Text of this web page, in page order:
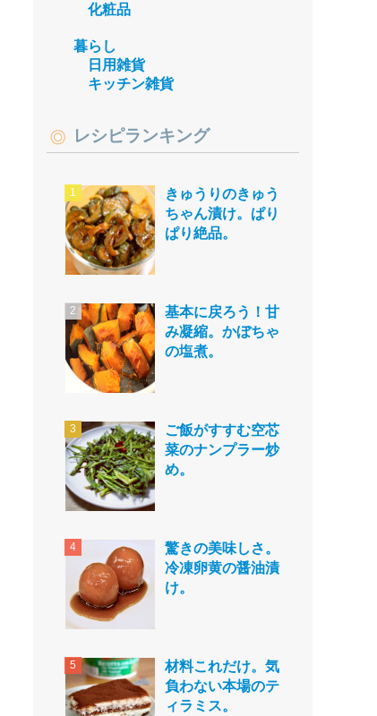
化粧品
暮らし
日用雑貨
キッチン雑貨
レシピランキング
きゅうりのきゅう
ちゃん漬け。ぱり
ぱり絶品。
基本に戻ろう！甘
み凝縮。かぼちゃ
の塩煮。
ご飯がすすむ空芯
菜のナンプラー炒
め。
驚きの美味しさ。
冷凍卵黄の醤油漬
け。
材料これだけ。気
負わない本場のテ
ィラミス。